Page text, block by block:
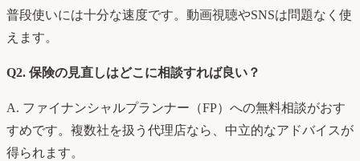
普段使いには十分な速度です。動画視聴やSNSは問題なく使
えます。
Q2. 保険の見直しはどこに相談すれば良い？
A. ファイナンシャルプランナー（FP）への無料相談がおす
すめです。複数社を扱う代理店なら、中立的なアドバイスが
得られます。